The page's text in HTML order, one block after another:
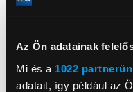
Az Ön adatainak
Mi és a 1022
adatait, így például az